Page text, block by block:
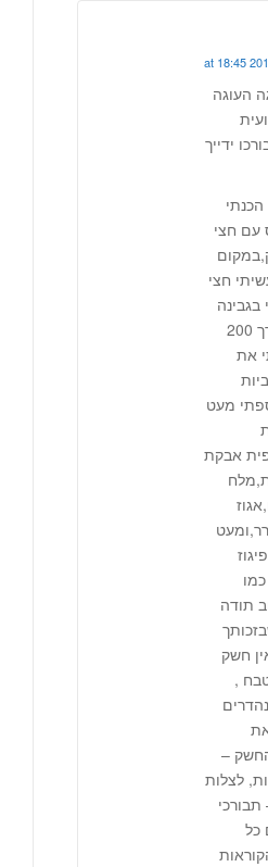
העוגה
ידייך
הכנתי
עם חצי
חצי
בגבינה
צפתית בערך 200
את
מעט
כפית אבקת
תודה
חשק
,
–
לצלות
כל